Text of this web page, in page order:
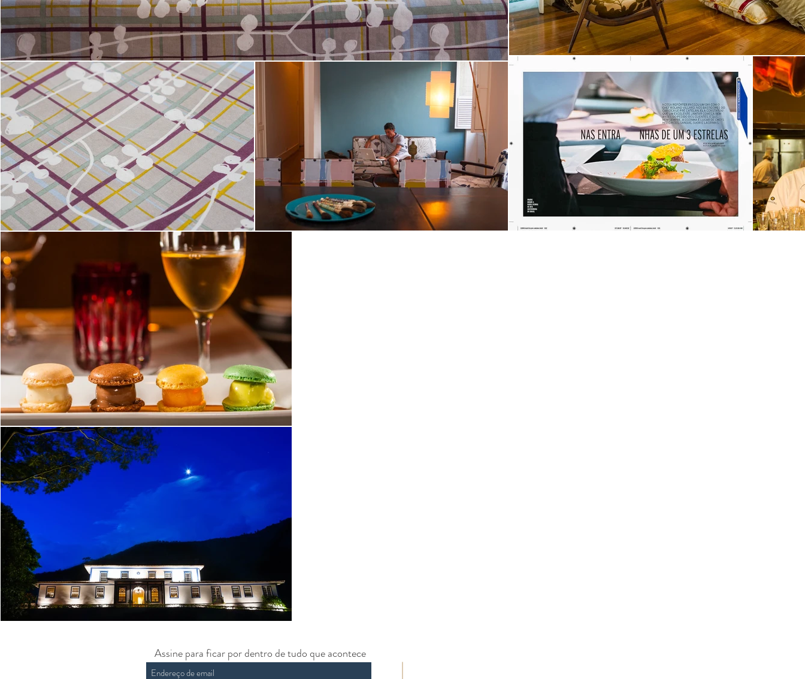
Assine para ficar por dentro de tudo que acontece